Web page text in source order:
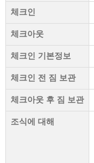
체크인
체크아웃
체크인 기본정보
체크인 전 짐 보관
체크아웃 후 짐 보관
조식에 대해